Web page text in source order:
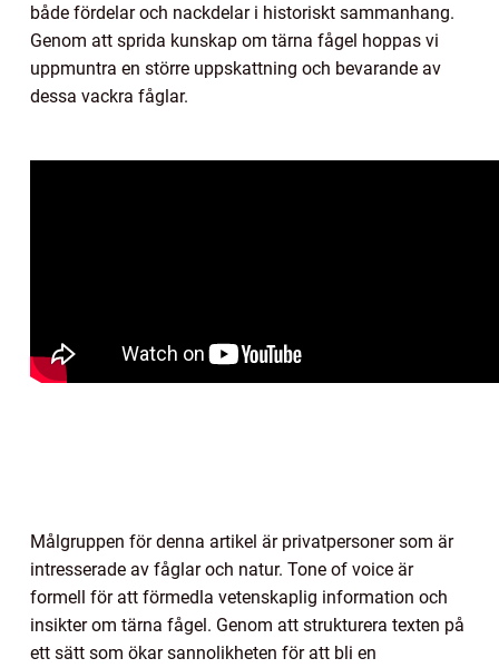
både fördelar och nackdelar i historiskt sammanhang.
Genom att sprida kunskap om tärna fågel hoppas vi
uppmuntra en större uppskattning och bevarande av
dessa vackra fåglar.
Målgruppen för denna artikel är privatpersoner som är
intresserade av fåglar och natur. Tone of voice är
formell för att förmedla vetenskaplig information och
insikter om tärna fågel. Genom att strukturera texten på
ett sätt som ökar sannolikheten för att bli en